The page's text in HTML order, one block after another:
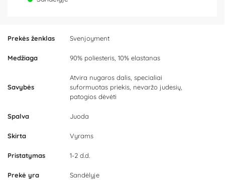
Prekės ženklas Svenjoyment
Medžiaga 90% poliesteris, 10% elastanas
Savybės
Atvira nugaros dalis, specialiai
suformuotas priekis, nevaržo judesių,
patogios dėvėti
Spalva Juoda
Skirta Vyrams
Pristatymas 1-2 d.d.
Prekė yra Sandėlyje